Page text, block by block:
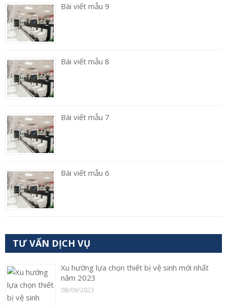
Bài viết mẫu 9
Bài viết mẫu 8
Bài viết mẫu 7
Bài viết mẫu 6
TƯ VẤN DỊCH VỤ
Xu hướng lựa chọn thiết bị vệ sinh mới nhất
năm 2023
08/09/2023